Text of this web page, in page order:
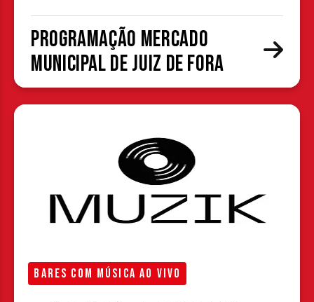
Programação Mercado
Municipal de Juiz de Fora
BARES COM MÚSICA AO VIVO